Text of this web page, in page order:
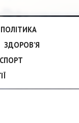
ПОЛІТИКА
ЗДОРОВ’Я
СПОРТ